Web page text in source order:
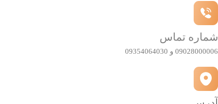
شماره تماس
09028000006 و 09354064030